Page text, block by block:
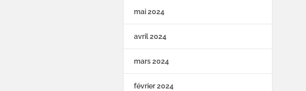
mai 2024
avril 2024
mars 2024
février 2024